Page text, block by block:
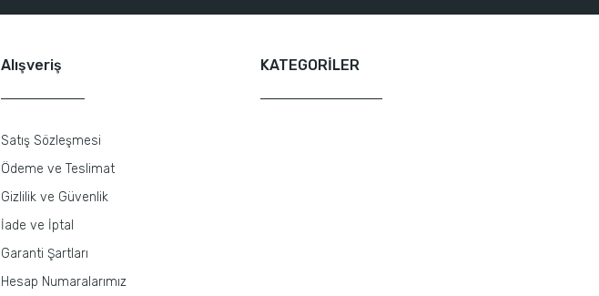
Alışveriş
Satış Sözleşmesi
Ödeme ve Teslimat
Gizlilik ve Güvenlik
İade ve İptal
Garanti Şartları
Hesap Numaralarımız
KATEGORİLER